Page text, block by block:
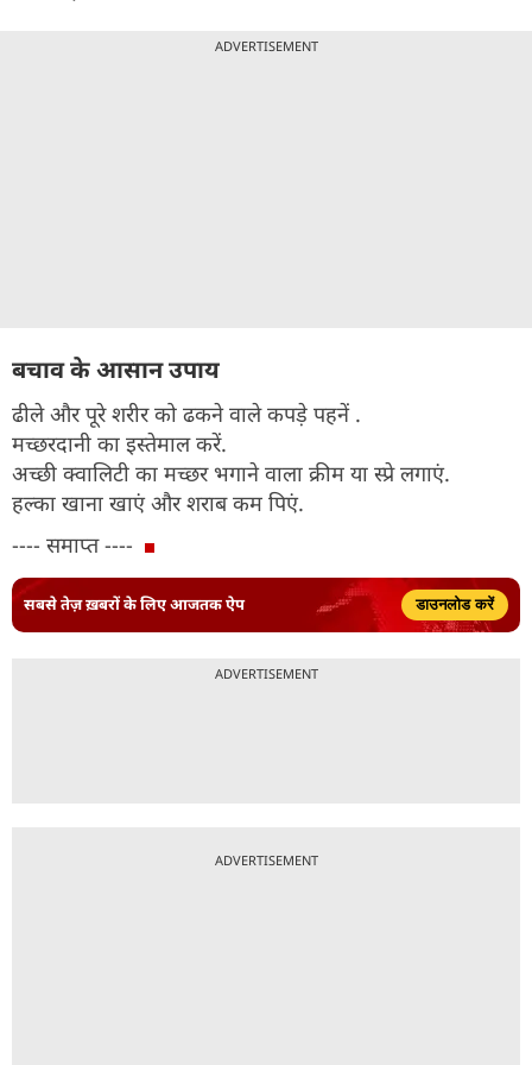
ADVERTISEMENT
बचाव के आसान उपाय
ढीले और पूरे शरीर को ढकने वाले कपड़े पहनें .
मच्छरदानी का इस्तेमाल करें.
अच्छी क्वालिटी का मच्छर भगाने वाला क्रीम या स्प्रे लगाएं.
हल्का खाना खाएं और शराब कम पिएं.
---- समाप्त ----
सबसे तेज़ ख़बरों के लिए आजतक ऐप डाउनलोड करें
ADVERTISEMENT
ADVERTISEMENT